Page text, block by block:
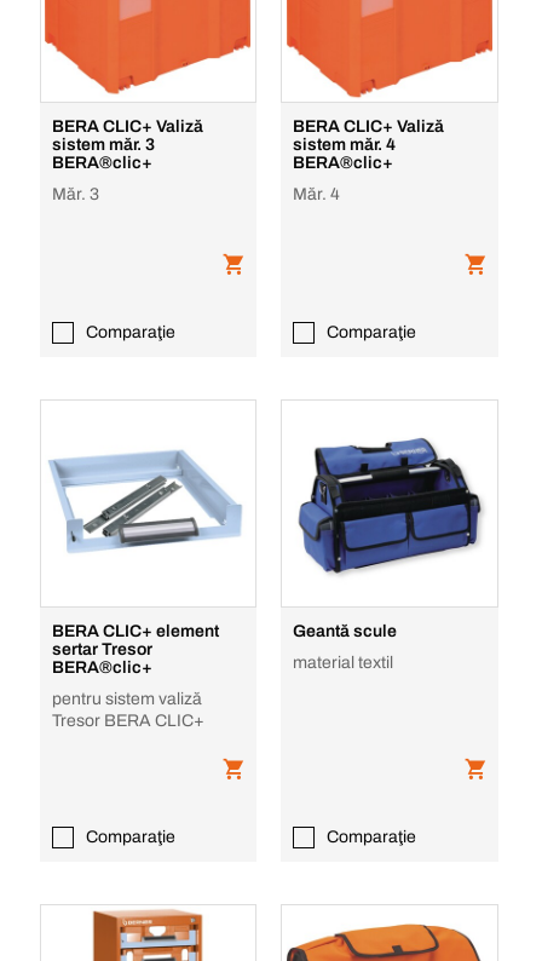
BERA CLIC+ Valiză
sistem măr. 3
BERA®clic+
Măr. 3
Comparaţie
BERA CLIC+ Valiză
sistem măr. 4
BERA®clic+
Măr. 4
Comparaţie
BERA CLIC+ element
sertar Tresor
BERA®clic+
pentru sistem valiză
Tresor BERA CLIC+
Comparaţie
Geantă scule
material textil
Comparaţie